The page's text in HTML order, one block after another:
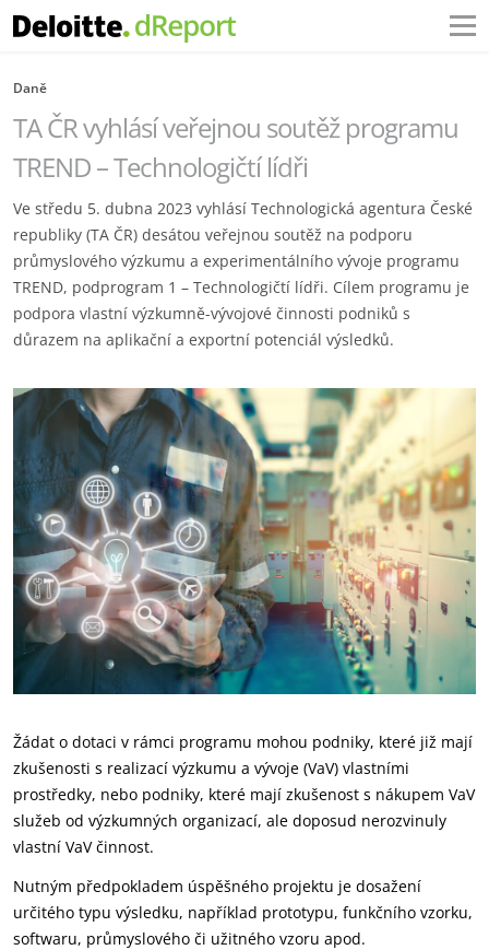
Daně
TA ČR vyhlásí veřejnou soutěž programu
TREND – Technologičtí lídři
Ve středu 5. dubna 2023 vyhlásí Technologická agentura České
republiky (TA ČR) desátou veřejnou soutěž na podporu
průmyslového výzkumu a experimentálního vývoje programu
TREND, podprogram 1 – Technologičtí lídři. Cílem programu je
podpora vlastní výzkumně-vývojové činnosti podniků s
důrazem na aplikační a exportní potenciál výsledků.
Žádat o dotaci v rámci programu mohou podniky, které již mají
zkušenosti s realizací výzkumu a vývoje (VaV) vlastními
prostředky, nebo podniky, které mají zkušenost s nákupem VaV
služeb od výzkumných organizací, ale doposud nerozvinuly
vlastní VaV činnost.
Nutným předpokladem úspěšného projektu je dosažení
určitého typu výsledku, například prototypu, funkčního vzorku,
softwaru, průmyslového či užitného vzoru apod.